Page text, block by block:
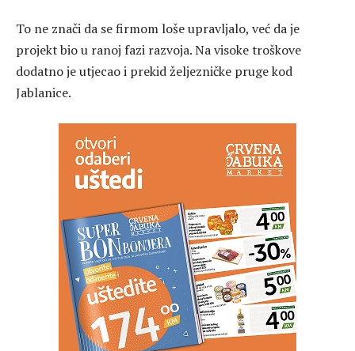
To ne znači da se firmom loše upravljalo, već da je
projekt bio u ranoj fazi razvoja. Na visoke troškove
dodatno je utjecao i prekid željezničke pruge kod
Jablanice.